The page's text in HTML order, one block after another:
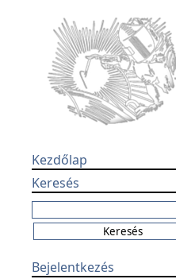
Kezdőlap
Keresés
Bejelentkezés